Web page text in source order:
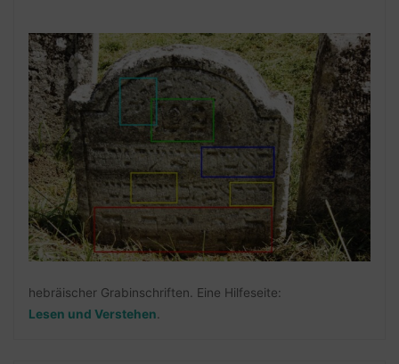
hebräischer Grabinschriften. Eine Hilfeseite:
Lesen und Verstehen.